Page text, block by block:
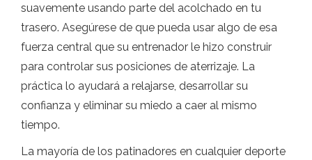
suavemente usando parte del acolchado en tu
trasero. Asegúrese de que pueda usar algo de esa
fuerza central que su entrenador le hizo construir
para controlar sus posiciones de aterrizaje. La
práctica lo ayudará a relajarse, desarrollar su
confianza y eliminar su miedo a caer al mismo
tiempo.
La mayoría de los patinadores en cualquier deporte